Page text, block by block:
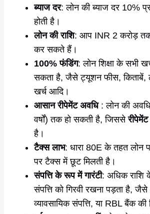
ब्याज दर: लोन की ब्याज दर 10%
होती है।
लोन की राशि: आप INR 2 करोड़ तक
कर सकते हैं।
100% फंडिंग: लोन शिक्षा के सभी
सकता है, जैसे ट्यूशन फीस, किताबें,
खर्च आदि।
आसान रीपेमेंट अवधि : लोन की
वर्षों) तक हो सकती है, जिससेरीपेमेंट
है।
टैक्स लाभ: धारा 80E के तहत लोन
पर टैक्स में छूट मिलती है।
संपत्ति के रूप में गारंटी: अधिक राशि
संपत्ति को गिरवी रखना पड़ता है,
व्यावसायिक संपत्ति, या RBL बैंक की